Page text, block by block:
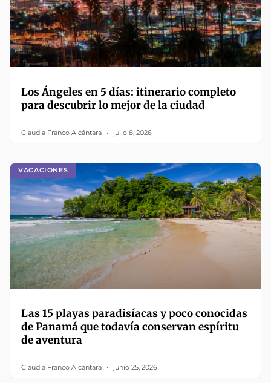
Los Ángeles en 5 días: itinerario completo
para descubrir lo mejor de la ciudad
Claudia Franco Alcántara julio 8, 2026
VACACIONES
Las 15 playas paradisíacas y poco conocidas
de Panamá que todavía conservan espíritu
de aventura
Claudia Franco Alcántara junio 25, 2026